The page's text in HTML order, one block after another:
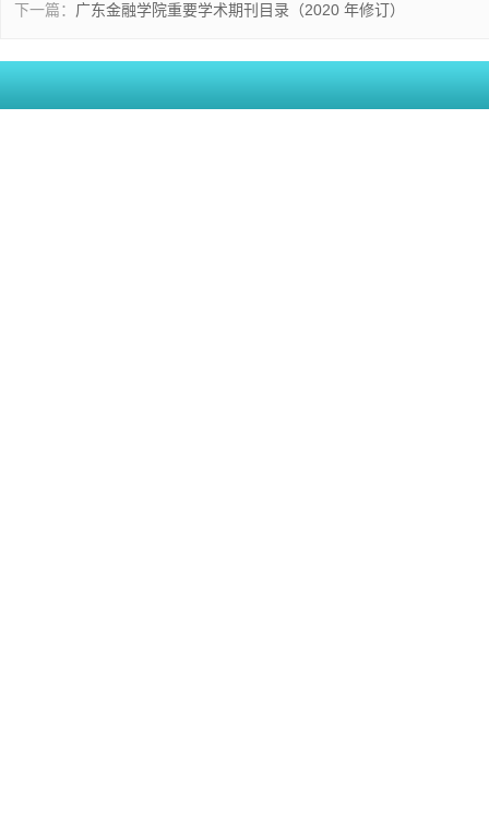
下一篇： 广东金融学院重要学术期刊目录（2020 年修订）